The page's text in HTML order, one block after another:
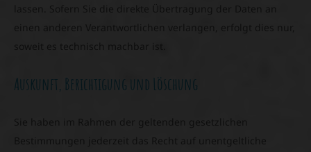
lassen. Sofern Sie die direkte Übertragung der Daten an
einen anderen Verantwortlichen verlangen, erfolgt dies nur,
soweit es technisch machbar ist.
Auskunft, Berichtigung und Löschung
Sie haben im Rahmen der geltenden gesetzlichen
Bestimmungen jederzeit das Recht auf unentgeltliche